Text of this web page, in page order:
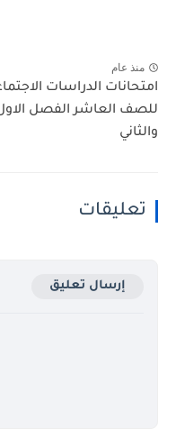
منذ عام
امتحانات الدراسات
للصف العاشر الفصل
والثاني
تعليقات
إرسال تعليق